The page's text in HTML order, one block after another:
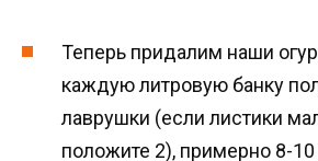
Теперь придалим наши
каждую литровую банку
лаврушки (если листики
положите 2), примерно 8-